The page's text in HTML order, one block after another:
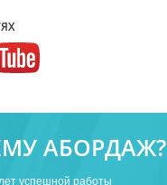
АБОРДАЖ?
успешной работы